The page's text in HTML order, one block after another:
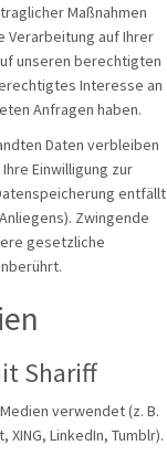
Maßnahmen
Verarbeitung auf Ihrer
unseren berechtigten
Interesse an
Anfragen haben.
Daten verbleiben
Einwilligung zur
entfällt
Zwingende
gesetzliche
Shariff
verwendet (z. B.
LinkedIn, Tumblr).